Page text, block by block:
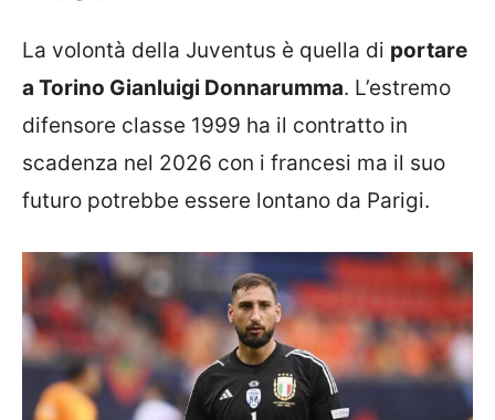
La volontà della Juventus è quella di portare
a Torino Gianluigi Donnarumma. L’estremo
difensore classe 1999 ha il contratto in
scadenza nel 2026 con i francesi ma il suo
futuro potrebbe essere lontano da Parigi.